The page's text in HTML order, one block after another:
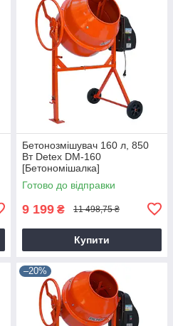
Бетонозмішувач 160 л, 850
Вт Detex DM-160
[Бетономішалка]
Готово до відправки
9 199 ₴ 11 498,75 ₴
Купити
–20%